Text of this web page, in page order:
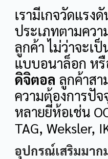
เรามีเกจวัดแรง
ประเภทตามควา
ลูกค้า ไม่ว่าจะเ
แบบอนาล็อก ห
ดิจิตอล ลูกค้าสา
ความต้องการปั
หลายยี่ห้อเช่น
TAG, Weksler,
อุปกรณ์เสริมมาก